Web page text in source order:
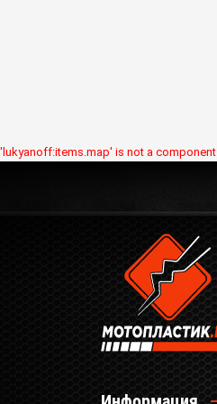
'lukyanoff:items.map' is not a component